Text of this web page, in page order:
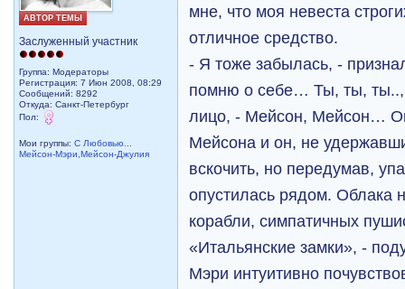
АВТОР ТЕМЫ
Заслуженный участник
Группа: Модераторы
Регистрация: 7 Июн 2008, 08:29
Сообщений: 8292
Откуда: Санкт-Петербург
Пол:
Мои группы:С Любовью...
Мейсон-Мэри,Мейсон-Джулия
мне, что моя невеста
отличное средство.
- Я тоже забылась, -
помню о себе… Ты, ты,
лицо, - Мейсон, Мейсон…
Мейсона и он, не
вскочить, но передумав,
опустилась рядом. Облака
корабли, симпатичных
«Итальянские замки», -
Мэри интуитивно